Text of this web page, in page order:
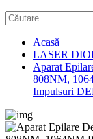
Acasă
LASER
Aparat
808NM,
Impulsuri